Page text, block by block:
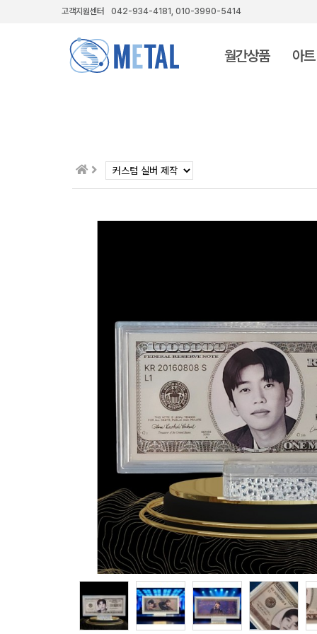
고객지원센터 042-934-4181, 010-3990-5414
월간상품 아